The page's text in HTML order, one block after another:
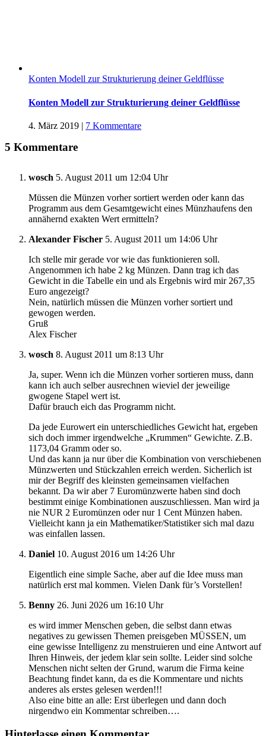
Konten Modell zur Strukturierung deiner Geldflüsse
Konten Modell zur Strukturierung deiner Geldflüsse
4. März 2019 | 7 Kommentare
5 Kommentare
wosch 5. August 2011 um 12:04 Uhr
Müssen die Münzen vorher sortiert werden oder kann das
Programm aus dem Gesamtgewicht eines Münzhaufens den
annähernd exakten Wert ermitteln?
Alexander Fischer 5. August 2011 um 14:06 Uhr
Ich stelle mir gerade vor wie das funktionieren soll.
Angenommen ich habe 2 kg Münzen. Dann trag ich das
Gewicht in die Tabelle ein und als Ergebnis wird mir 267,35
Euro angezeigt?
Nein, natürlich müssen die Münzen vorher sortiert und
gewogen werden.
Gruß
Alex Fischer
wosch 8. August 2011 um 8:13 Uhr
Ja, super. Wenn ich die Münzen vorher sortieren muss, dann
kann ich auch selber ausrechnen wieviel der jeweilige
gwogene Stapel wert ist.
Dafür brauch eich das Programm nicht.
Da jede Eurowert ein unterschiedliches Gewicht hat, ergeben
sich doch immer irgendwelche „Krummen“ Gewichte. Z.B.
1173,04 Gramm oder so.
Und das kann ja nur über die Kombination von verschiebenen
Münzwerten und Stückzahlen erreich werden. Sicherlich ist
mir der Begriff des kleinsten gemeinsamen vielfachen
bekannt. Da wir aber 7 Euromünzwerte haben sind doch
bestimmt einige Kombinationen auszuschliessen. Man wird ja
nie NUR 2 Euromünzen oder nur 1 Cent Münzen haben.
Vielleicht kann ja ein Mathematiker/Statistiker sich mal dazu
was einfallen lassen.
Daniel 10. August 2016 um 14:26 Uhr
Eigentlich eine simple Sache, aber auf die Idee muss man
natürlich erst mal kommen. Vielen Dank für’s Vorstellen!
Benny 26. Juni 2026 um 16:10 Uhr
es wird immer Menschen geben, die selbst dann etwas
negatives zu gewissen Themen preisgeben MÜSSEN, um
eine gewisse Intelligenz zu menstruieren und eine Antwort auf
Ihren Hinweis, der jedem klar sein sollte. Leider sind solche
Menschen nicht selten der Grund, warum die Firma keine
Beachtung findet kann, da es die Kommentare und nichts
anderes als erstes gelesen werden!!!
Also eine bitte an alle: Erst überlegen und dann doch
nirgendwo ein Kommentar schreiben….